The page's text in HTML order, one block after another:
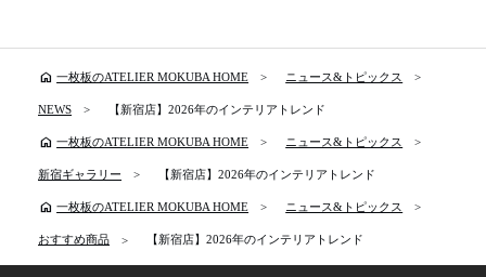
home 一枚板のATELIER MOKUBA HOME ニュース&トピックス
NEWS 【新宿店】2026年のインテリアトレンド
home 一枚板のATELIER MOKUBA HOME ニュース&トピックス
新宿ギャラリー 【新宿店】2026年のインテリアトレンド
home 一枚板のATELIER MOKUBA HOME ニュース&トピックス
おすすめ商品 【新宿店】2026年のインテリアトレンド